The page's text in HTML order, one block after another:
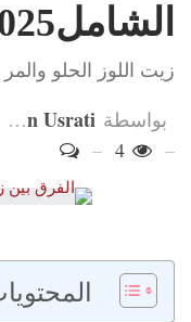
الشامل2025
زيت اللوز الحلو
بواسطة Hanan Usrati